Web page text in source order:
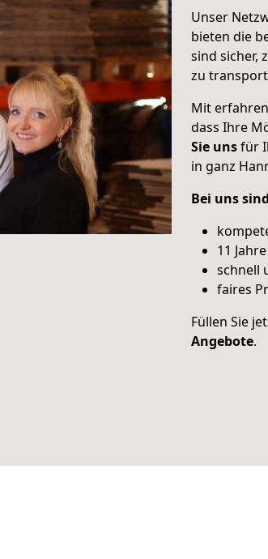
Unser
bieten die
sind sicher,
zu
Mit
dass Ihre
Sie unsfür
in ganz
Bei uns
11
schnell
faires
Füllen Sie
Angebote.